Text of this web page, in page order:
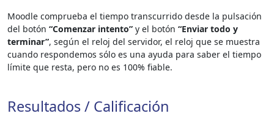
Moodle comprueba el tiempo transcurrido desde la pulsación
del botón “Comenzar intento” y el botón “Enviar todo y
terminar”, según el reloj del servidor, el reloj que se muestra
cuando respondemos sólo es una ayuda para saber el tiempo
límite que resta, pero no es 100% fiable.
Resultados / Calificación